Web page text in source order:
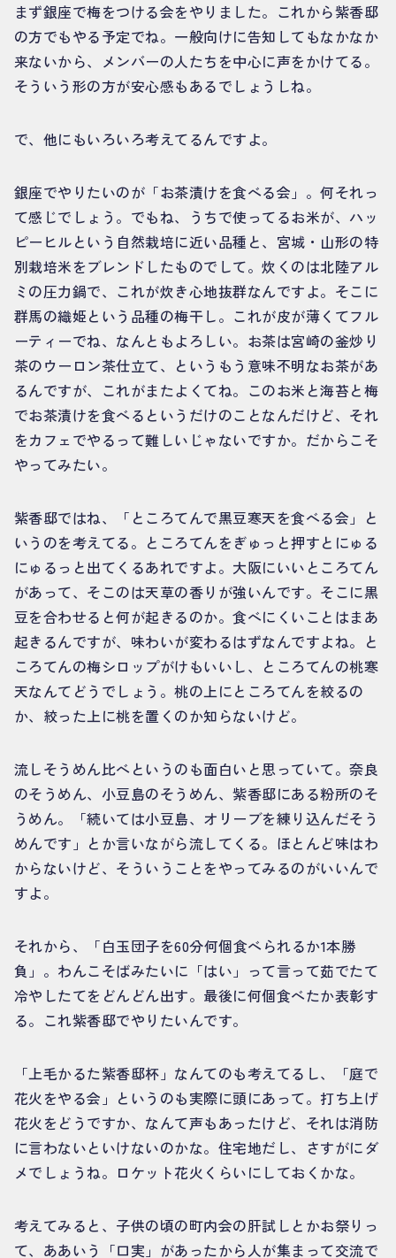
まず銀座で梅をつける会をやりました。これから紫香邸
の方でもやる予定でね。一般向けに告知してもなかなか
来ないから、メンバーの人たちを中心に声をかけてる。
そういう形の方が安心感もあるでしょうしね。
で、他にもいろいろ考えてるんですよ。
銀座でやりたいのが「お茶漬けを食べる会」。何それっ
て感じでしょう。でもね、うちで使ってるお米が、ハッ
ピーヒルという自然栽培に近い品種と、宮城・山形の特
別栽培米をブレンドしたものでして。炊くのは北陸アル
ミの圧力鍋で、これが炊き心地抜群なんですよ。そこに
群馬の織姫という品種の梅干し。これが皮が薄くてフル
ーティーでね、なんともよろしい。お茶は宮崎の釜炒り
茶のウーロン茶仕立て、というもう意味不明なお茶があ
るんですが、これがまたよくてね。このお米と海苔と梅
でお茶漬けを食べるというだけのことなんだけど、それ
をカフェでやるって難しいじゃないですか。だからこそ
やってみたい。
紫香邸ではね、「ところてんで黒豆寒天を食べる会」と
いうのを考えてる。ところてんをぎゅっと押すとにゅる
にゅるっと出てくるあれですよ。大阪にいいところてん
があって、そこのは天草の香りが強いんです。そこに黒
豆を合わせると何が起きるのか。食べにくいことはまあ
起きるんですが、味わいが変わるはずなんですよね。と
ころてんの梅シロップがけもいいし、ところてんの桃寒
天なんてどうでしょう。桃の上にところてんを絞るの
か、絞った上に桃を置くのか知らないけど。
流しそうめん比べというのも面白いと思っていて。奈良
のそうめん、小豆島のそうめん、紫香邸にある粉所のそ
うめん。「続いては小豆島、オリーブを練り込んだそう
めんです」とか言いながら流してくる。ほとんど味はわ
からないけど、そういうことをやってみるのがいいんで
すよ。
それから、「白玉団子を60分何個食べられるか1本勝
負」。わんこそばみたいに「はい」って言って茹でたて
冷やしたてをどんどん出す。最後に何個食べたか表彰す
る。これ紫香邸でやりたいんです。
「上毛かるた紫香邸杯」なんてのも考えてるし、「庭で
花火をやる会」というのも実際に頭にあって。打ち上げ
花火をどうですか、なんて声もあったけど、それは消防
に言わないといけないのかな。住宅地だし、さすがにダ
メでしょうね。ロケット花火くらいにしておくかな。
考えてみると、子供の頃の町内会の肝試しとかお祭りっ
て、ああいう「口実」があったから人が集まって交流で